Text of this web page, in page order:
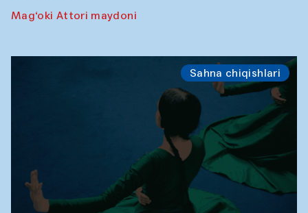
Mag‘oki Attori maydoni
Sahna chiqishlari